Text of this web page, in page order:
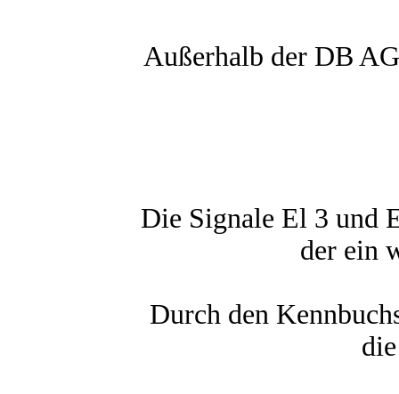
Außerhalb der DB
Die Signale El 3 und
der ein
Durch den